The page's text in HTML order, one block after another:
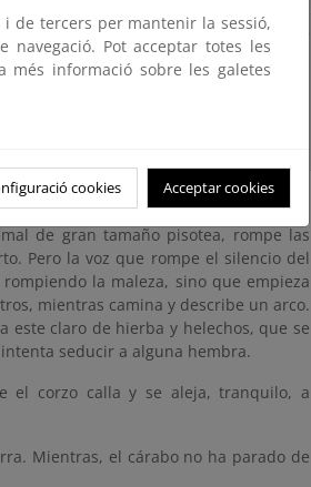
unos gritos arrastrados, agudos,
está fresca. Un crujido pasa por
un insecto de gran tamaño que
más grande, un chotacabras
alas mientras cuartea su territorio, un
cárabo, seguramente el padre. Y el
de gran tamaño pisotea, rompe las
Pero la voz que rompe el silencio del
la maleza, sino que empieza
mientras camina y describe un arco.
este claro de hierba y helechos, que se
seducir a alguna hembra.
el corzo calla y se aleja, tranquilo, a
Mientras, el cárabo no ha parado de
de tercers per mantenir la sessió,
navegació. Pot acceptar totes les
informació sobre les galetes
cookies Acceptar cookies